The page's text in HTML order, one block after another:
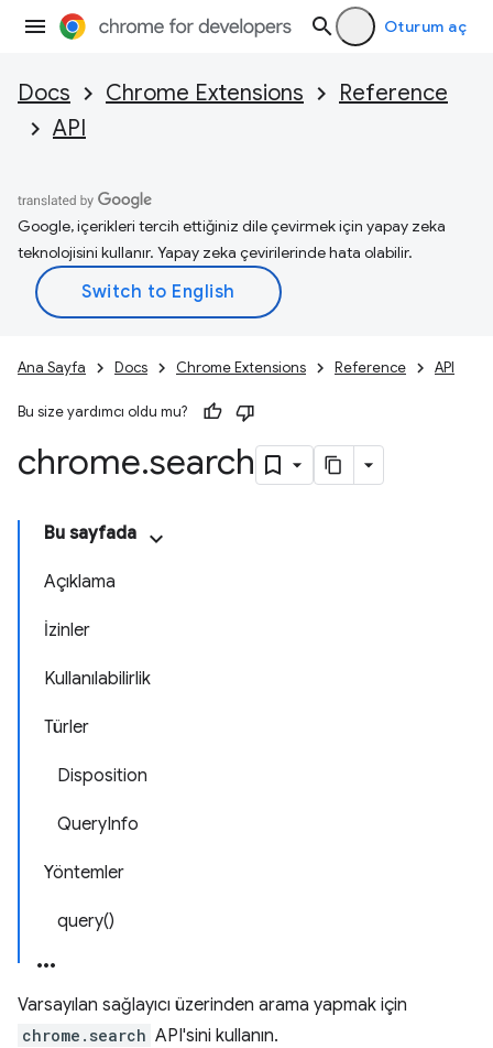
Oturum aç
Docs Chrome Extensions
Reference
API
Google, içerikleri tercih ettiğiniz dile çevirmek için yapay zeka
teknolojisini kullanır. Yapay zeka çevirilerinde hata olabilir.
Ana Sayfa Docs Chrome Extensions Reference API
Bu size yardımcı oldu mu?
chrome.search
Bu sayfada
Açıklama
İzinler
Kullanılabilirlik
Türler
Disposition
QueryInfo
Yöntemler
query()
Varsayılan sağlayıcı üzerinden arama yapmak için
chrome.search API'sini kullanın.